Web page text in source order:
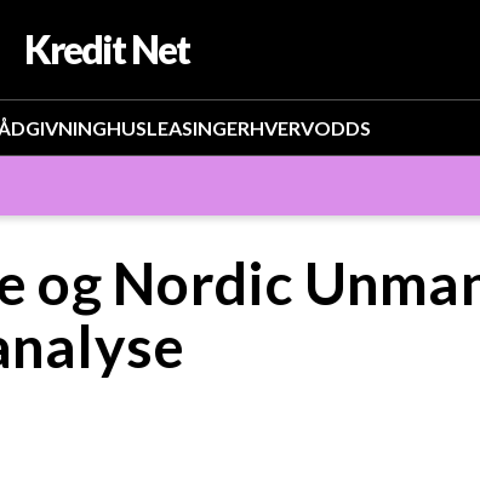
Kredit Net
HUSLEASINGERHVERVODDS
og Nordic